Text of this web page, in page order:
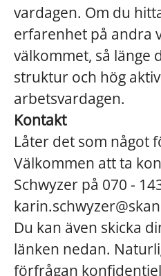
vardagen. Om du
erfarenhet på andra
välkommet, så länge
struktur och hög
arbetsvardagen.
Kontakt
Låter det som något
Välkommen att ta
Schwyzer på 070 -
Du kan även skicka
länken nedan.
förfrågan